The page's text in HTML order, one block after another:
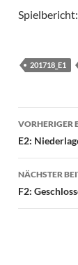
201718_E1
VORHERIGER
E2:
NÄCHSTER
F2: